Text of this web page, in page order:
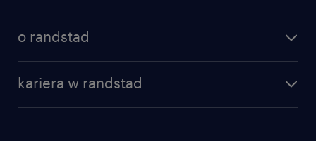
o randstad
kariera w randstad